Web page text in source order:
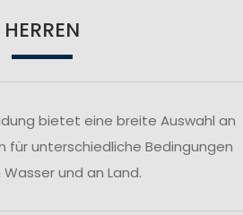
HERREN
bietet eine breite Auswahl an
für unterschiedliche Bedingungen
und an Land.